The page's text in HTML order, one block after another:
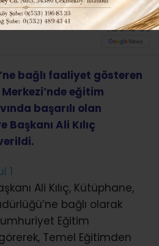
ABONE OL
bağlı faaliyet gösteren
eğitim
başarılı olan
Ali Kılıç
Ali Kılıç, Kütüphane,
bağlı olarak
Eğitim
Temel Eğitimden